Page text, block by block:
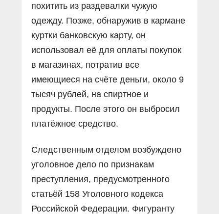
похитить из раздевалки чужую
одежду. Позже, обнаружив в кармане
куртки банковскую карту, он
использовал её для оплаты покупок
в магазинах, потратив все
имеющиеся на счёте деньги, около 9
тысяч рублей, на спиртное и
продукты. После этого он выбросил
платёжное средство.
Следственным отделом возбуждено
уголовное дело по признакам
преступления, предусмотренного
статьёй 158 Уголовного кодекса
Российской Федерации. Фигуранту